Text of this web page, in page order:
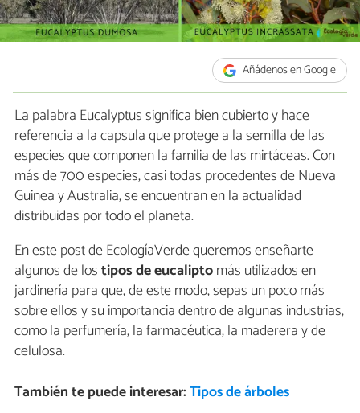
Añádenos en Google
La palabra Eucalyptus significa bien cubierto y hace
referencia a la capsula que protege a la semilla de las
especies que componen la familia de las mirtáceas. Con
más de 700 especies, casi todas procedentes de Nueva
Guinea y Australia, se encuentran en la actualidad
distribuidas por todo el planeta.
En este post de EcologíaVerde queremos enseñarte
algunos de lostipos de eucaliptomás utilizados en
jardinería para que, de este modo, sepas un poco más
sobre ellos y su importancia dentro de algunas industrias,
como la perfumería, la farmacéutica, la maderera y de
celulosa.
También te puede interesar:Tipos de árboles